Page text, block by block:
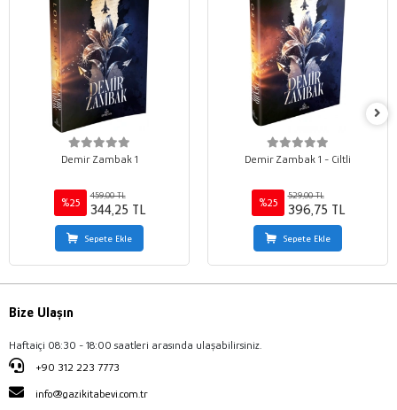
Demir Zambak 1
%25
459,00 TL
344,25 TL
Sepete Ekle
Demir Zambak 1 - Ciltli
%25
529,00 TL
396,75 TL
Sepete Ekle
Bize Ulaşın
Haftaiçi 08:30 - 18:00 saatleri arasında ulaşabilirsiniz.
+90 312 223 7773
info@gazikitabevi.com.tr